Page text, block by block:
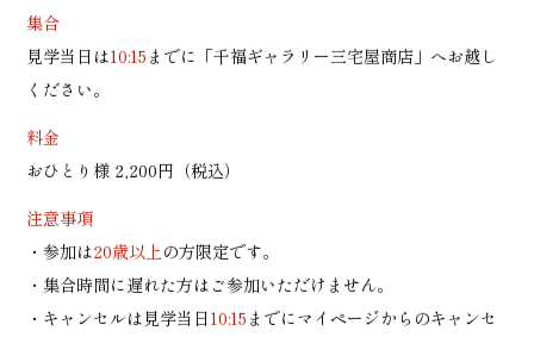
集合
見学当日は10:15 までに「千福ギャラリー三宅屋商店」へお越し
ください。
料金
おひとり様 2,200円（税込）
注意事項
・参加は20歳以上 の方限定です。
・集合時間に遅れた方はご参加いただけません。
・キャンセルは見学当日10:15 までにマイページからのキャンセ